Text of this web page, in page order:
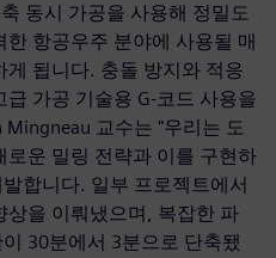
동시 가공을 사용해 정밀도
항공우주 분야에 사용될 매
됩니다. 충돌 방지와 적응
가공 기술용 G-코드 사용을
교수는 "우리는 도
운 밀링 전략과 이를 구현하
합니다. 일부 프로젝트에서
상을 이뤄냈으며, 복잡한 파
30분에서 3분으로 단축됐